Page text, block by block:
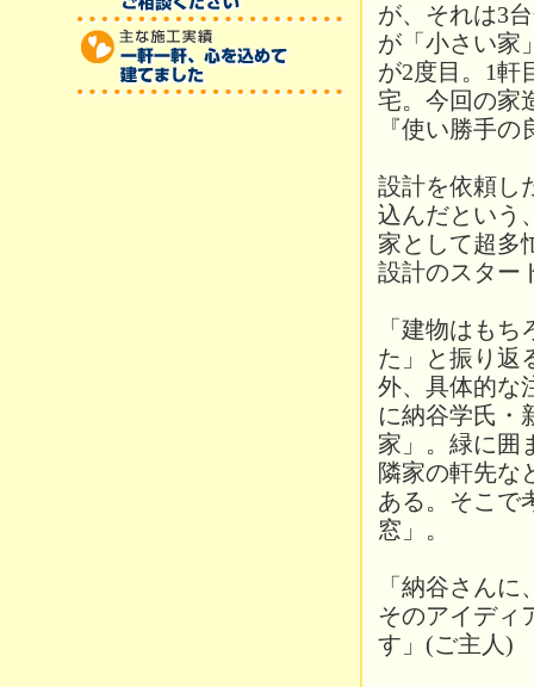
が、それは3
が「小さい家
が2度目。1軒
宅。今回の家
『使い勝手
設計を依頼し
込んだという
家として超多
設計のスター
「建物はも
た」と振り返
外、具体的な
に納谷学氏・
家」。緑に囲
隣家の軒先な
ある。そこで
窓」。
「納谷さん
そのアイディ
す」(ご主人)